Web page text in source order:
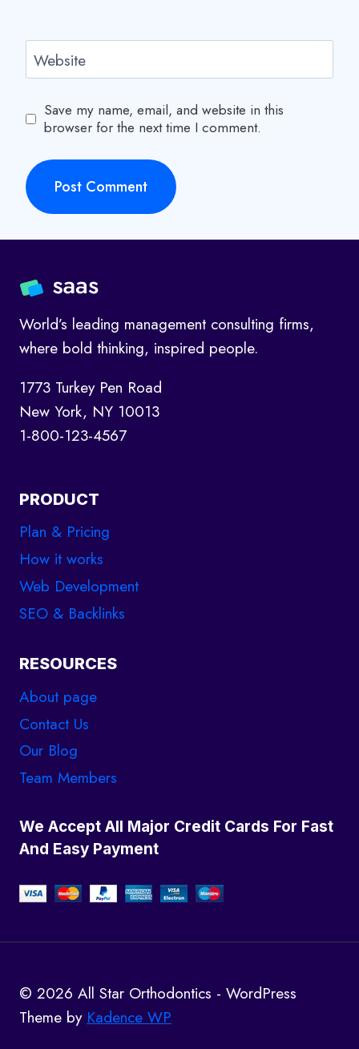
Website
Save my name, email, and website in this
browser for the next time I comment.
World’s leading management consulting firms,
where bold thinking, inspired people.
1773 Turkey Pen Road
New York, NY 10013
1-800-123-4567
PRODUCT
Plan & Pricing
How it works
Web Development
SEO & Backlinks
RESOURCES
About page
Contact Us
Our Blog
Team Members
We Accept All Major Credit Cards For Fast
And Easy Payment
© 2026 All Star Orthodontics - WordPress
Theme by Kadence WP